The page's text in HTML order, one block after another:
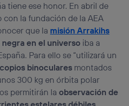
tiene ese honor. En abril de
la fundación de la AEA
que la misión Arrakihs
en el universo iba a
Para ello se “utilizará un
binoculares montados
300 kg en órbita polar
permitirán laobservación de